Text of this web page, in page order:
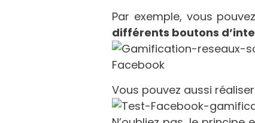
Par exemple, vous
différents boutons
Vous pouvez aussi